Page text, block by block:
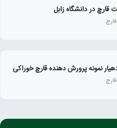
قارچ در دانشگاه زابل
نمونه پرورش دهنده قارچ خوراکی